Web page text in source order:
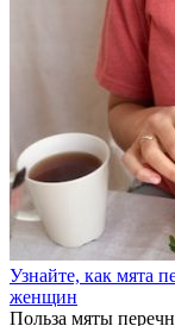
Узнайте, как мята
женщин
Польза мяты